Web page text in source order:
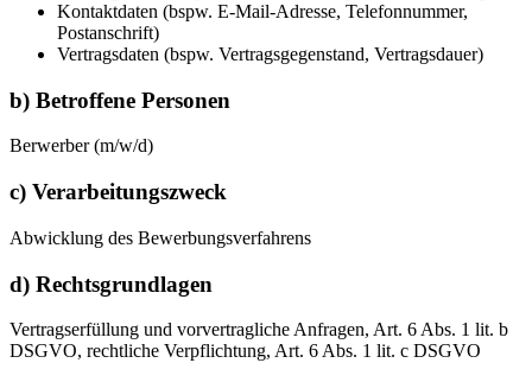
Kontaktdaten (bspw. E-Mail-Adresse, Telefonnummer,
Postanschrift)
Vertragsdaten (bspw. Vertragsgegenstand, Vertragsdauer)
b) Betroffene Personen
Berwerber (m/w/d)
c) Verarbeitungszweck
Abwicklung des Bewerbungsverfahrens
d) Rechtsgrundlagen
Vertragserfüllung und vorvertragliche Anfragen, Art. 6 Abs. 1 lit. b
DSGVO, rechtliche Verpflichtung, Art. 6 Abs. 1 lit. c DSGVO